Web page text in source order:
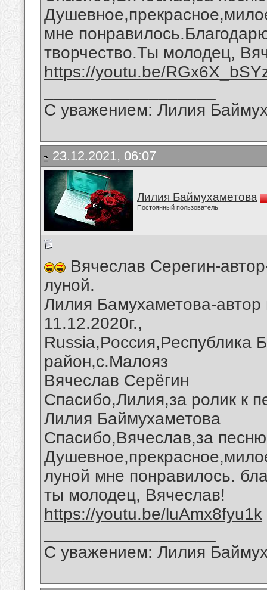
мне
творчество.Ты молодец,
https://youtu.be/
С уважением: Лилия
23.12.2021, 06:07
Лилия Баймухаметова
Постоянный пользователь
Вячеслав Серегин-
луной.
Лилия Бамухаметова-
11.12.2020г.,
Russia,Россия,Республика
район,с.Малояз
Вячеслав Серёгин
Спасибо,Лилия,за ролик к
Лилия Баймухаметова
Спасибо,Вячеслав,за
луной мне понравилось.
ты молодец, Вячеслав!
https://youtu.be/luAmx8fyu1k
С уважением: Лилия